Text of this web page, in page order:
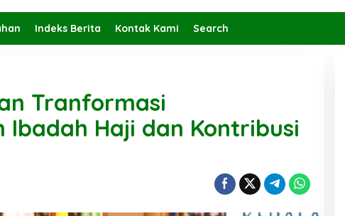
Indeks Berita Kontak Kami Search
Tranformasi
Ibadah Haji dan Kontribusi
Kembalikan Peran dan Fungsi
KBIHU Pada Jalurnya